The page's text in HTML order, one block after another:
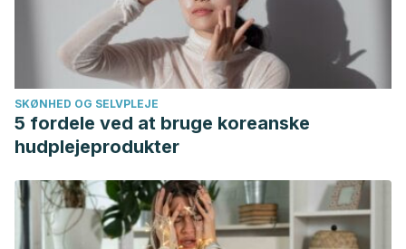
SKØNHED OG SELVPLEJE
5 fordele ved at bruge koreanske
hudplejeprodukter